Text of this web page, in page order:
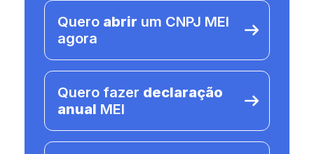
Quero abrir um CNPJ MEI
agora
Quero fazer declaração
anual MEI